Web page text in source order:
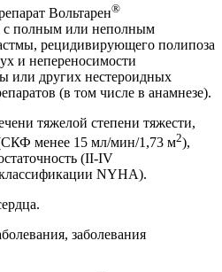
Вольтарен®
с полным или неполным
рецидивирующего полипоза
и непереносимости
или других нестероидных
(в том числе в анамнезе).
тяжелой степени тяжести,
(СКФ менее 15 мл/мин/1,73 м2),
(II-IV
NYHA).
заболевания